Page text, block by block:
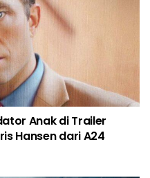
Anak di Trailer
Hansen dari A24